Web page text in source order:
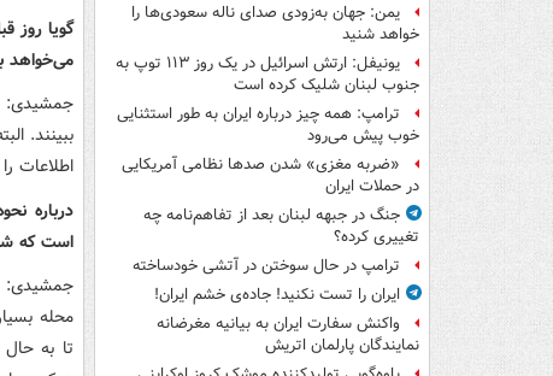
یمن: جهان به‌زودی صدای ناله سعودی‌ها را
خواهد شنید
یونیفل: ارتش اسرائیل در یک روز ۱۱۳ توپ به
جنوب لبنان شلیک کرده است
ترامپ: همه چیز درباره ایران به طور استثنایی
خوب پیش می‌رود
«ضربه مغزی» شدن صدها نظامی آمریکایی
در حملات ایران
جنگ در جبهه لبنان بعد از تفاهم‌نامه چه
تغییری کرده؟
ترامپ در حال سوختن در آتشی خودساخته
ایران را تست نکنید! جاده‌ی خشم ایران!
واکنش سفارت ایران به بیانیه مغرضانه
نمایندگان پارلمان اتریش
گویا روز
می‌خواهد
جمشیدی:
ببینند.
اطلاعات
درباره
است که
جمشیدی:
محله
تا به حال